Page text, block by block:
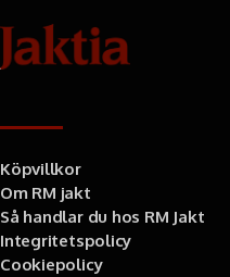
Köpvillkor
Om RM jakt
Så handlar du hos RM Jakt
Integritetspolicy
Cookiepolicy